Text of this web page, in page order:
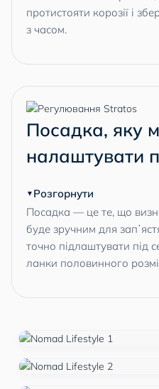
протистояти корозії і
з часом.
Посадка, яку
налаштувати
Розгорнути
Посадка — це те, що
буде зручним для
точно підлаштувати під
ланки половинного